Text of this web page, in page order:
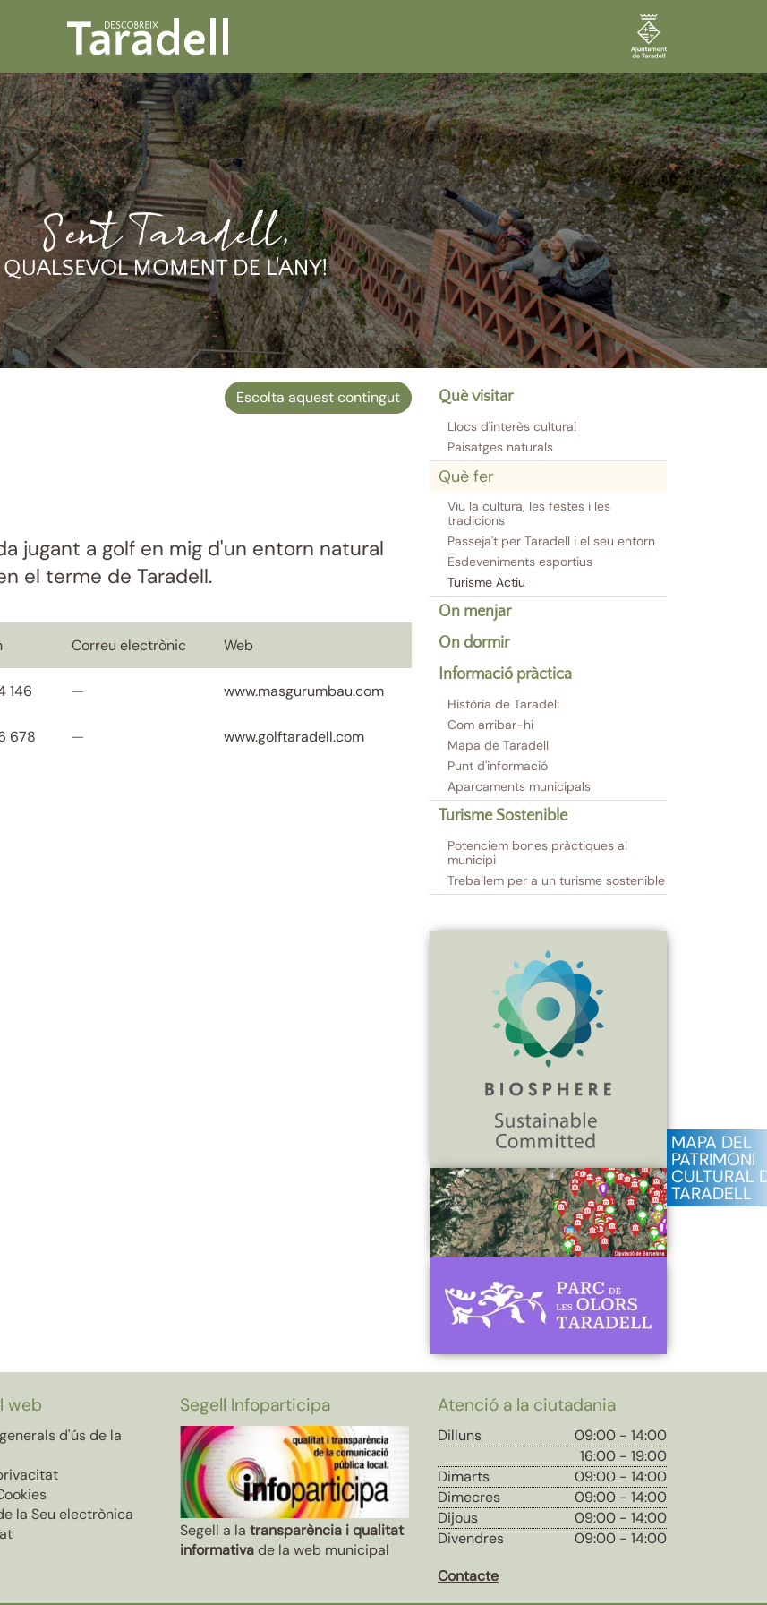
Escolta aquest contingut
jugant a golf en mig d'un entorn natural
el terme de Taradell.
Correu electrònic Web
146 — www.masgurumbau.com
678 — www.golftaradell.com
Què visitar
Llocs d'interès cultural
Paisatges naturals
Què fer
Viu la cultura, les festes i les
tradicions
Passeja't per Taradell i el seu entorn
Esdeveniments esportius
Turisme Actiu
On menjar
On dormir
Informació pràctica
Història de Taradell
Com arribar-hi
Mapa de Taradell
Punt d'informació
Aparcaments municipals
Turisme Sostenible
Potenciem bones pràctiques al
municipi
Treballem per a un turisme sostenible
MAPA DEL
PATRIMONI
CULTURAL
TARADELL
web
d'ús de la
la Seu electrònica
Segell Infoparticipa
Segell a la transparència i qualitat
informativade la web municipal
Atenció a la ciutadania
Dilluns
09:00 - 14:00
16:00 - 19:00
Dimarts
09:00 - 14:00
Dimecres
09:00 - 14:00
Dijous
09:00 - 14:00
Divendres
09:00 - 14:00
Contacte